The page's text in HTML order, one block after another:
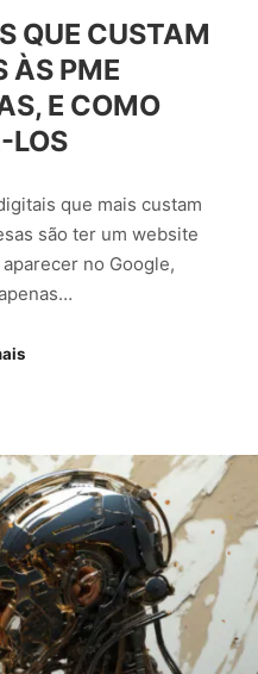
QUE CUSTAM
ÀS PME
E COMO
LOS
que mais custam
são ter um website
no Google,